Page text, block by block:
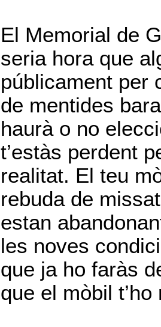
El Memorial de
seria hora que
públicament per
de mentides
haurà o no
t’estàs perdent
realitat. El teu
rebuda de
estan
les noves
que ja ho faràs
que el mòbil t’ho